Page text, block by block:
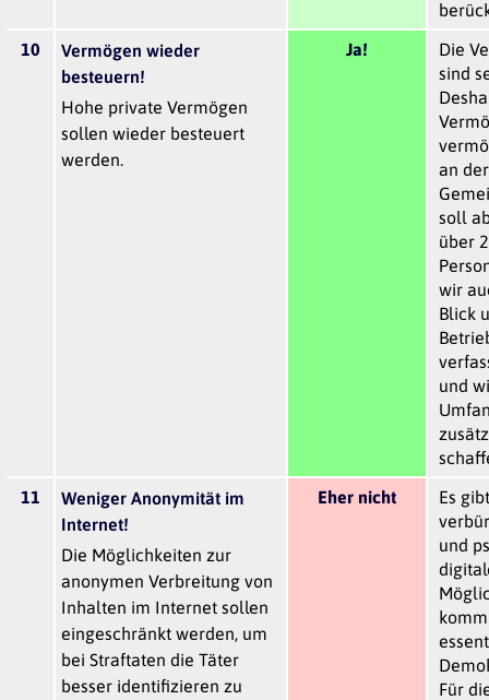
10
Vermögen wieder
besteuern!
Hohe private Vermögen
sollen wieder besteuert
werden.
Ja!
Die
sind
an
soll
über
wir
Blick
und
11
Weniger Anonymität im
Internet!
Die Möglichkeiten zur
anonymen Verbreitung von
Inhalten im Internet sollen
eingeschränkt werden, um
bei Straftaten die Täter
besser identifizieren zu
Eher nicht
Es
und
Für